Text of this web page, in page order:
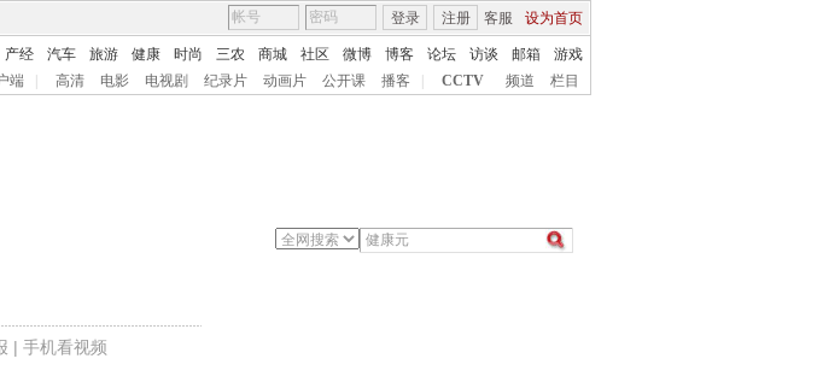
客服 设为首页
登录 注册
产经 汽车 旅游 健康 时尚 三农 商城 社区 微博 博客 论坛 访谈 邮箱
游戏
端 高清 电影 电视剧 纪录片 动画片 公开课 播客 CCTV 频道 栏目
| 手机看视频